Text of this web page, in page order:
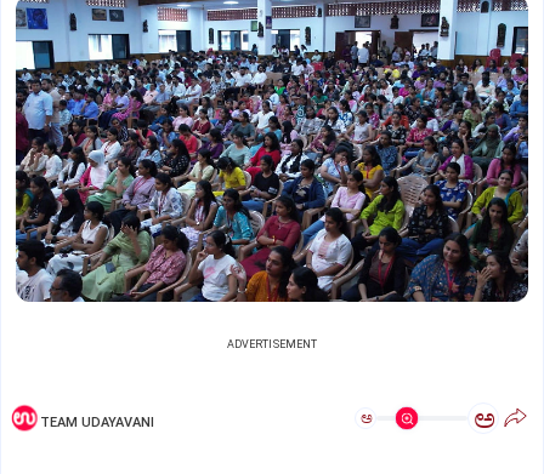
ADVERTISEMENT
TEAM UDAYAVANI ಅ ಅ